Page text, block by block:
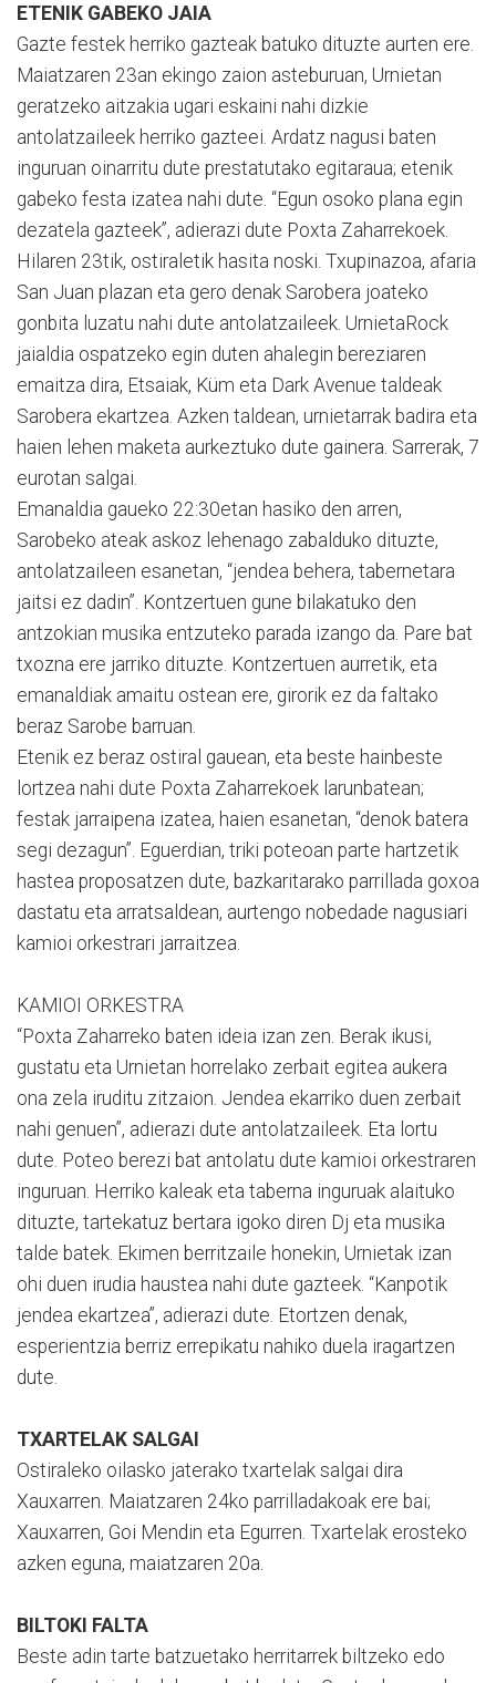
ETENIK GABEKO JAIA
Gazte festek herriko gazteak batuko dituzte aurten ere.
Maiatzaren 23an ekingo zaion asteburuan, Urnietan
geratzeko aitzakia ugari eskaini nahi dizkie
antolatzaileek herriko gazteei. Ardatz nagusi baten
inguruan oinarritu dute prestatutako egitaraua; etenik
gabeko festa izatea nahi dute. “Egun osoko plana egin
dezatela gazteek”, adierazi dute Poxta Zaharrekoek.
Hilaren 23tik, ostiraletik hasita noski. Txupinazoa, afaria
San Juan plazan eta gero denak Sarobera joateko
gonbita luzatu nahi dute antolatzaileek. UrnietaRock
jaialdia ospatzeko egin duten ahalegin bereziaren
emaitza dira, Etsaiak, Küm eta Dark Avenue taldeak
Sarobera ekartzea. Azken taldean, urnietarrak badira eta
haien lehen maketa aurkeztuko dute gainera. Sarrerak, 7
eurotan salgai.
Emanaldia gaueko 22:30etan hasiko den arren,
Sarobeko ateak askoz lehenago zabalduko dituzte,
antolatzaileen esanetan, “jendea behera, tabernetara
jaitsi ez dadin”. Kontzertuen gune bilakatuko den
antzokian musika entzuteko parada izango da. Pare bat
txozna ere jarriko dituzte. Kontzertuen aurretik, eta
emanaldiak amaitu ostean ere, girorik ez da faltako
beraz Sarobe barruan.
Etenik ez beraz ostiral gauean, eta beste hainbeste
lortzea nahi dute Poxta Zaharrekoek larunbatean;
festak jarraipena izatea, haien esanetan, “denok batera
segi dezagun”. Eguerdian, triki poteoan parte hartzetik
hastea proposatzen dute, bazkaritarako parrillada goxoa
dastatu eta arratsaldean, aurtengo nobedade nagusiari
kamioi orkestrari jarraitzea.
KAMIOI ORKESTRA
“Poxta Zaharreko baten ideia izan zen. Berak ikusi,
gustatu eta Urnietan horrelako zerbait egitea aukera
ona zela iruditu zitzaion. Jendea ekarriko duen zerbait
nahi genuen”, adierazi dute antolatzaileek. Eta lortu
dute. Poteo berezi bat antolatu dute kamioi orkestraren
inguruan. Herriko kaleak eta taberna inguruak alaituko
dituzte, tartekatuz bertara igoko diren Dj eta musika
talde batek. Ekimen berritzaile honekin, Urnietak izan
ohi duen irudia haustea nahi dute gazteek. “Kanpotik
jendea ekartzea”, adierazi dute. Etortzen denak,
esperientzia berriz errepikatu nahiko duela iragartzen
dute.
TXARTELAK SALGAI
Ostiraleko oilasko jaterako txartelak salgai dira
Xauxarren. Maiatzaren 24ko parrilladakoak ere bai;
Xauxarren, Goi Mendin eta Egurren. Txartelak erosteko
azken eguna, maiatzaren 20a.
BILTOKI FALTA
Beste adin tarte batzuetako herritarrek biltzeko edo